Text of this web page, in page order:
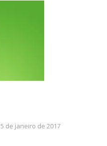
5 de janeiro de 2017